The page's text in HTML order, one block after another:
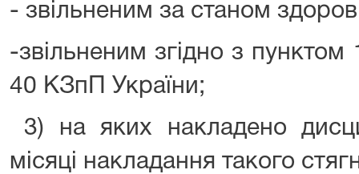
- звільненим за станом
-звільненим згідно з пунктом
40 КЗпП України;
3) на яких накладено
місяці накладання такого